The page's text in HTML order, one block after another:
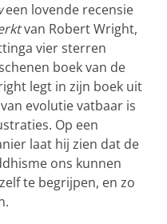
een lovende recensie
van Robert Wright,
vier sterren
boek van de
legt in zijn boek uit
evolutie vatbaar is
Op een
laat hij zien dat de
ons kunnen
te begrijpen, en zo